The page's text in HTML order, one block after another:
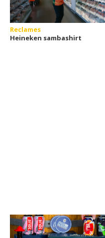
Reclames
Heineken sambashirt